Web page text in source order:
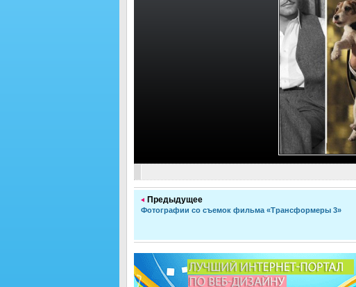
Предыдущее
Фотографии со съемок фильма «Трансформеры 3»